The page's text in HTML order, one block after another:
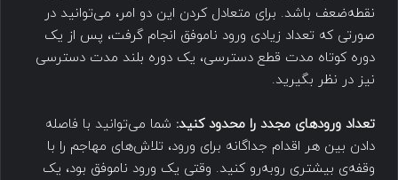
نقطه‌ضعف باشد. برای متعادل کردن این دو امر، می‌توانید در
صورتی که تعداد زیادی ورود ناموفق انجام گرفت، پس از یک
دوره‌ کوتاه مدت قطع دسترسی، یک دوره بلند مدت دسترسی
نیز در نظر بگیرید.
تعداد ورودهای مجدد را محدود کنید: شما می‌توانید با فاصله
دادن بین هر اقدام جداگانه برای ورود، تلاش‌های مهاجم را با
وقفه‌ی بیشتری روبه‌رو کنید. وقتی یک ورود ناموفق بود، یک